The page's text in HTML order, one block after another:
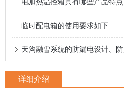
临时配电箱的使用要求如下
详细介绍